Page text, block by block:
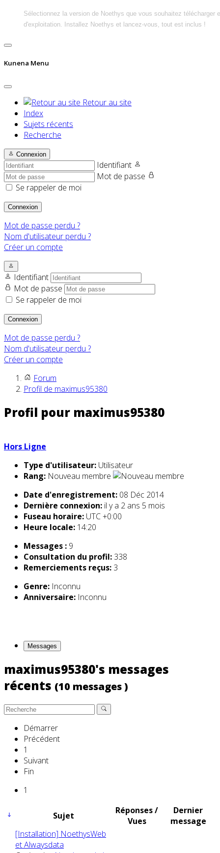
Sélectionnez la version de Noethys que vous souhaitez télécharger
d'exploitation. Installez Noethys et lancez-vous, tout est inclus !
Kunena Menu
Retour au site
Index
Sujets récents
Recherche
Connexion
Identifiant
Mot de passe
Se rappeler de moi
Connexion
Mot de passe perdu ?
Nom d'utilisateur perdu ?
Créer un compte
Identifiant
Mot de passe
Se rappeler de moi
Connexion
Mot de passe perdu ?
Nom d'utilisateur perdu ?
Créer un compte
Forum
Profil de maximus95380
Profil pour maximus95380
Hors Ligne
Type d'utilisateur: Utilisateur
Rang: Nouveau membre
Date d'enregistrement: 08 Déc 2014
Dernière connexion: il y a 2 ans 5 mois
Fuseau horaire: UTC +0:00
Heure locale: 14:20
Messages : 9
Consultation du profil: 338
Remerciements reçus: 3
Genre: Inconnu
Anniversaire: Inconnu
Messages
maximus95380's messages
récents (10 messages )
Démarrer
Précédent
1
Suivant
Fin
1
Sujet
Réponses /
Vues
Dernier
message
[Installation] NoethysWeb
et Alwaysdata